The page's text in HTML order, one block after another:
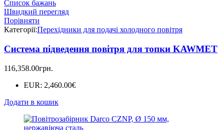
Список бажань
Швидкий перегляд
Порівняти
Категорії:Перехідники для подачі холодного повітря
Система підведення повітря для топки KAWMET
116,358.00грн.
EUR: 2,460.00€
Додати в кошик